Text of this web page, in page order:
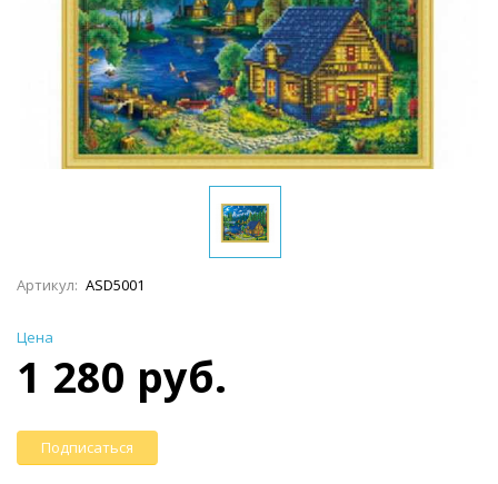
Артикул: ASD5001
Цена
1 280 руб.
Подписаться